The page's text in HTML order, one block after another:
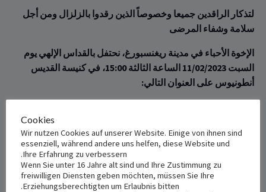
لتذكار الراقدين جميعا وخصوصاً الذين رقدوا بالزلزال ومن أجل
سلامة وشفاء المرضى
الإخوة الأحباء في مدينة ريغنسبورغ، نحتفل بالقداس الإلهي يوم
السبت 11/02/2023 الساعة الثالثة ‏
‏15:00‏، في كنيسة ‏القديس
أنطونيوس على العنوان ‏التالي:
الأب ميّاس عبّود
كنيسة الرّوم الملكيّين الكاثوليك – ألمانيا
+ Add to iCalendar
Cookies
Wir nutzen Cookies auf unserer Website. Einige von ihnen sind
essenziell, während andere uns helfen, diese Website und
Ihre Erfahrung zu verbessern.
Wenn Sie unter 16 Jahre alt sind und Ihre Zustimmung zu
freiwilligen Diensten geben möchten, müssen Sie Ihre
Erziehungsberechtigten um Erlaubnis bitten.